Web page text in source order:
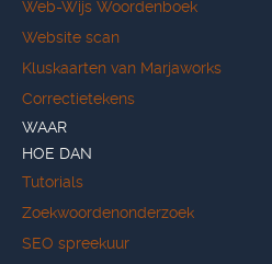
Web-Wijs Woordenboek
Website scan
Kluskaarten van Marjaworks
Correctietekens
WAAR
HOE DAN
Tutorials
Zoekwoordenonderzoek
SEO spreekuur